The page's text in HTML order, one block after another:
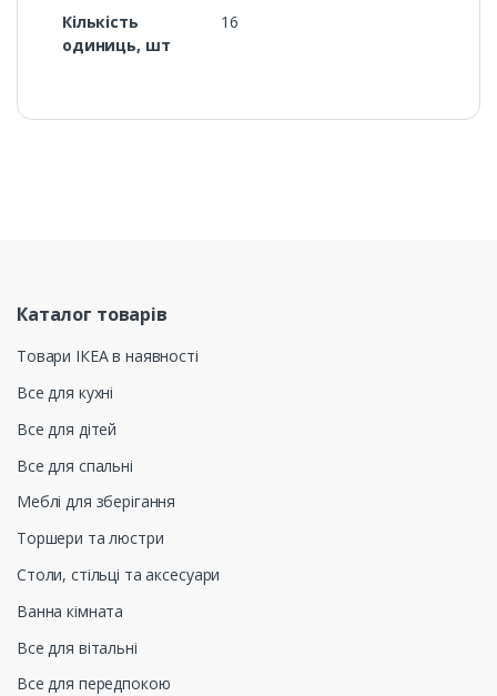
Кількість
одиниць, шт
16
Каталог товарів
Товари ІКЕА в наявності
Все для кухні
Все для дітей
Все для спальні
Меблі для зберігання
Торшери та люстри
Столи, стільці та аксесуари
Ванна кімната
Все для вітальні
Все для передпокою